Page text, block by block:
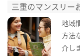
三重のマンスリー
地域
方法
介し